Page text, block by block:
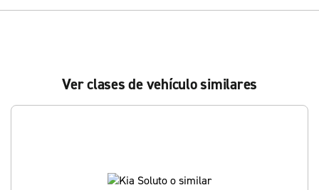
Ver clases de vehículo similares